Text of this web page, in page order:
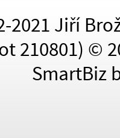
2021 Jiří
210801) ©
SmartBiz